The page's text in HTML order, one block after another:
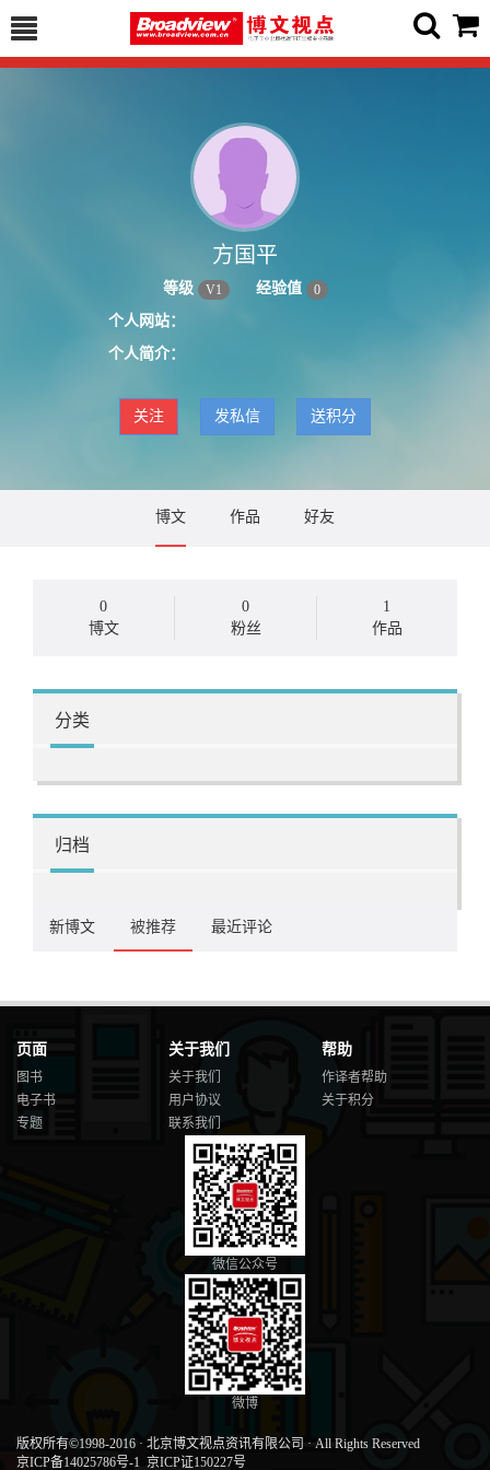
方国平
等级 V1 经验值 0
个人网站：
个人简介：
关注 发私信 送积分
博文 作品 好友
0
博文
0
粉丝
1
作品
分类
归档
新博文 被推荐 最近评论
页面
图书
电子书
专题
关于我们
关于我们
用户协议
联系我们
帮助
作译者帮助
关于积分
微信公众号
微博
版权所有©1998-2016 · 北京博文视点资讯有限公司 · All Rights Reserved
京ICP备14025786号-1 京ICP证150227号